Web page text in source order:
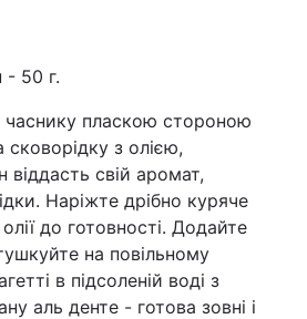
- 50 г.
часнику пласкою стороною
з олією,
свій аромат,
Наріжте дрібно куряче
до готовності. Додайте
на повільному
в підсоленій воді з
аль денте - готова зовні і